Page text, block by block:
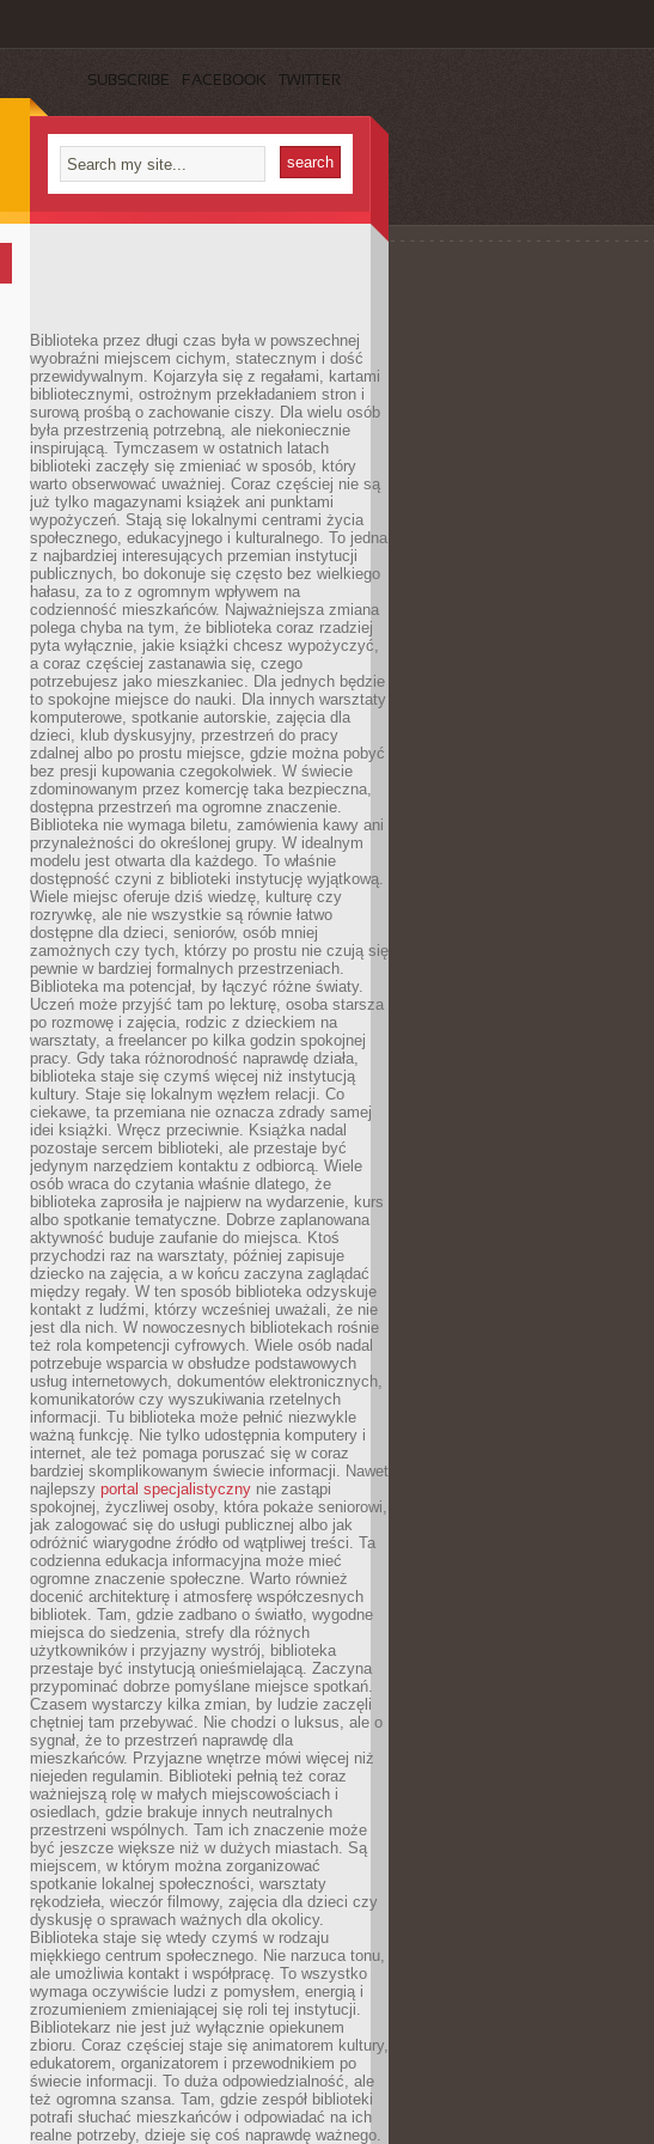
SUBSCRIBE FACEBOOK TWITTER
Biblioteka przez długi czas była w powszechnej
wyobraźni miejscem cichym, statecznym i dość
przewidywalnym. Kojarzyła się z regałami, kartami
bibliotecznymi, ostrożnym przekładaniem stron i
surową prośbą o zachowanie ciszy. Dla wielu osób
była przestrzenią potrzebną, ale niekoniecznie
inspirującą. Tymczasem w ostatnich latach
biblioteki zaczęły się zmieniać w sposób, który
warto obserwować uważniej. Coraz częściej nie są
już tylko magazynami książek ani punktami
wypożyczeń. Stają się lokalnymi centrami życia
społecznego, edukacyjnego i kulturalnego. To jedna
z najbardziej interesujących przemian instytucji
publicznych, bo dokonuje się często bez wielkiego
hałasu, za to z ogromnym wpływem na
codzienność mieszkańców. Najważniejsza zmiana
polega chyba na tym, że biblioteka coraz rzadziej
pyta wyłącznie, jakie książki chcesz wypożyczyć,
a coraz częściej zastanawia się, czego
potrzebujesz jako mieszkaniec. Dla jednych będzie
to spokojne miejsce do nauki. Dla innych warsztaty
komputerowe, spotkanie autorskie, zajęcia dla
dzieci, klub dyskusyjny, przestrzeń do pracy
zdalnej albo po prostu miejsce, gdzie można pobyć
bez presji kupowania czegokolwiek. W świecie
zdominowanym przez komercję taka bezpieczna,
dostępna przestrzeń ma ogromne znaczenie.
Biblioteka nie wymaga biletu, zamówienia kawy ani
przynależności do określonej grupy. W idealnym
modelu jest otwarta dla każdego. To właśnie
dostępność czyni z biblioteki instytucję wyjątkową.
Wiele miejsc oferuje dziś wiedzę, kulturę czy
rozrywkę, ale nie wszystkie są równie łatwo
dostępne dla dzieci, seniorów, osób mniej
zamożnych czy tych, którzy po prostu nie czują się
pewnie w bardziej formalnych przestrzeniach.
Biblioteka ma potencjał, by łączyć różne światy.
Uczeń może przyjść tam po lekturę, osoba starsza
po rozmowę i zajęcia, rodzic z dzieckiem na
warsztaty, a freelancer po kilka godzin spokojnej
pracy. Gdy taka różnorodność naprawdę działa,
biblioteka staje się czymś więcej niż instytucją
kultury. Staje się lokalnym węzłem relacji. Co
ciekawe, ta przemiana nie oznacza zdrady samej
idei książki. Wręcz przeciwnie. Książka nadal
pozostaje sercem biblioteki, ale przestaje być
jedynym narzędziem kontaktu z odbiorcą. Wiele
osób wraca do czytania właśnie dlatego, że
biblioteka zaprosiła je najpierw na wydarzenie, kurs
albo spotkanie tematyczne. Dobrze zaplanowana
aktywność buduje zaufanie do miejsca. Ktoś
przychodzi raz na warsztaty, później zapisuje
dziecko na zajęcia, a w końcu zaczyna zaglądać
między regały. W ten sposób biblioteka odzyskuje
kontakt z ludźmi, którzy wcześniej uważali, że nie
jest dla nich. W nowoczesnych bibliotekach rośnie
też rola kompetencji cyfrowych. Wiele osób nadal
potrzebuje wsparcia w obsłudze podstawowych
usług internetowych, dokumentów elektronicznych,
komunikatorów czy wyszukiwania rzetelnych
informacji. Tu biblioteka może pełnić niezwykle
ważną funkcję. Nie tylko udostępnia komputery i
internet, ale też pomaga poruszać się w coraz
bardziej skomplikowanym świecie informacji. Nawet
najlepszy portal specjalistyczny nie zastąpi
spokojnej, życzliwej osoby, która pokaże seniorowi,
jak zalogować się do usługi publicznej albo jak
odróżnić wiarygodne źródło od wątpliwej treści. Ta
codzienna edukacja informacyjna może mieć
ogromne znaczenie społeczne. Warto również
docenić architekturę i atmosferę współczesnych
bibliotek. Tam, gdzie zadbano o światło, wygodne
miejsca do siedzenia, strefy dla różnych
użytkowników i przyjazny wystrój, biblioteka
przestaje być instytucją onieśmielającą. Zaczyna
przypominać dobrze pomyślane miejsce spotkań.
Czasem wystarczy kilka zmian, by ludzie zaczęli
chętniej tam przebywać. Nie chodzi o luksus, ale o
sygnał, że to przestrzeń naprawdę dla
mieszkańców. Przyjazne wnętrze mówi więcej niż
niejeden regulamin. Biblioteki pełnią też coraz
ważniejszą rolę w małych miejscowościach i
osiedlach, gdzie brakuje innych neutralnych
przestrzeni wspólnych. Tam ich znaczenie może
być jeszcze większe niż w dużych miastach. Są
miejscem, w którym można zorganizować
spotkanie lokalnej społeczności, warsztaty
rękodzieła, wieczór filmowy, zajęcia dla dzieci czy
dyskusję o sprawach ważnych dla okolicy.
Biblioteka staje się wtedy czymś w rodzaju
miękkiego centrum społecznego. Nie narzuca tonu,
ale umożliwia kontakt i współpracę. To wszystko
wymaga oczywiście ludzi z pomysłem, energią i
zrozumieniem zmieniającej się roli tej instytucji.
Bibliotekarz nie jest już wyłącznie opiekunem
zbioru. Coraz częściej staje się animatorem kultury,
edukatorem, organizatorem i przewodnikiem po
świecie informacji. To duża odpowiedzialność, ale
też ogromna szansa. Tam, gdzie zespół biblioteki
potrafi słuchać mieszkańców i odpowiadać na ich
realne potrzeby, dzieje się coś naprawdę ważnego.